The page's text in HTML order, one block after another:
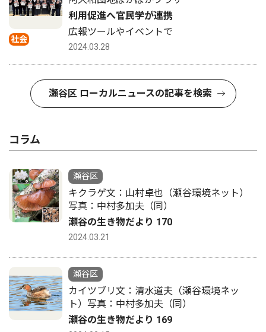
社会
利用促進へ官民学が連携
広報ツールやイベントで
2024.03.28
瀬谷区 ローカルニュースの記事を検索
コラム
瀬谷区
キクラゲ文：山村卓也（瀬谷環境ネット）
写真：中村多加夫（同）
瀬谷の生き物だより 170
2024.03.21
瀬谷区
カイツブリ文：清水道夫（瀬谷環境ネッ
ト）写真：中村多加夫（同）
瀬谷の生き物だより 169